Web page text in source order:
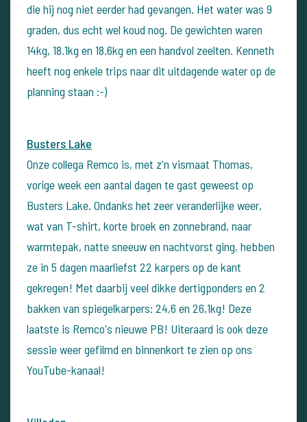
die hij nog niet eerder had gevangen. Het water was 9
graden, dus echt wel koud nog. De gewichten waren
14kg, 18.1kg en 18.6kg en een handvol zeelten. Kenneth
heeft nog enkele trips naar dit uitdagende water op de
planning staan :-)
Busters Lake
Onze collega Remco is, met z'n vismaat Thomas,
vorige week een aantal dagen te gast geweest op
Busters Lake. Ondanks het zeer veranderlijke weer,
wat van T-shirt, korte broek en zonnebrand, naar
warmtepak, natte sneeuw en nachtvorst ging, hebben
ze in 5 dagen maarliefst 22 karpers op de kant
gekregen! Met daarbij veel dikke dertigponders en 2
bakken van spiegelkarpers: 24,6 en 26,1kg! Deze
laatste is Remco's nieuwe PB! Uiteraard is ook deze
sessie weer gefilmd en binnenkort te zien op ons
YouTube-kanaal!